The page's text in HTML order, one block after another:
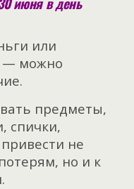
или
— можно
предметы,
спички,
не
но и к